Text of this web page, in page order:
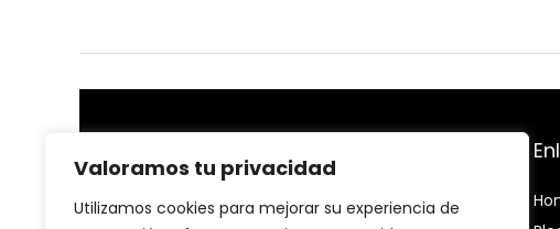
Valoramos tu privacidad
Utilizamos cookies para mejorar su experiencia de
En nuestra plataforma, creemos que la salud y el
bienestar son la base de una vida plena. Por eso, nos